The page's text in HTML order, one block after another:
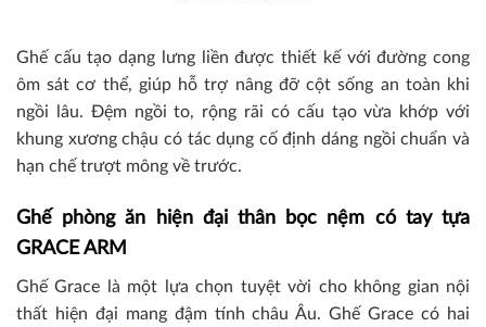
Ghế cấu tạo dạng lưng liền được thiết kế với đường cong
ôm sát cơ thể, giúp hỗ trợ nâng đỡ cột sống an toàn khi
ngồi lâu. Đệm ngồi to, rộng rãi có cấu tạo vừa khớp với
khung xương chậu có tác dụng cố định dáng ngồi chuẩn và
hạn chế trượt mông về trước.
Ghế phòng ăn hiện đại thân bọc nệm có tay tựa
GRACE ARM
Ghế Grace là một lựa chọn tuyệt vời cho không gian nội
thất hiện đại mang đậm tính châu Âu. Ghế Grace có hai